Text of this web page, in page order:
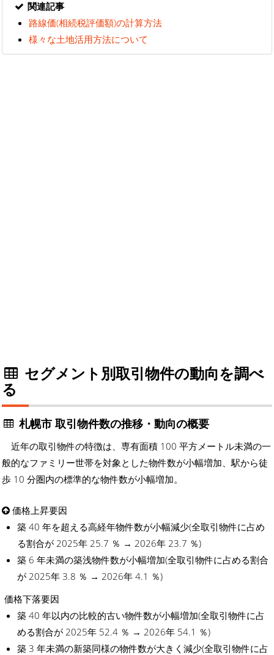
関連記事
路線価(相続税評価額)の計算方法
様々な土地活用方法について
セグメント別取引物件の動向を調べ
る
札幌市 取引物件数の推移・動向の概要
近年の取引物件の特徴は、専有面積 100 平方メートル未満の一
般的なファミリー世帯を対象とした物件数が小幅増加、駅から徒
歩 10 分圏内の標準的な物件数が小幅増加。
価格上昇要因
築 40 年を超える高経年物件数が小幅減少(全取引物件に占め
る割合が 2025年 25.7 ％ → 2026年 23.7 ％)
築 6 年未満の築浅物件数が小幅増加(全取引物件に占める割合
が 2025年 3.8 ％ → 2026年 4.1 ％)
価格下落要因
築 40 年以内の比較的古い物件数が小幅増加(全取引物件に占
める割合が 2025年 52.4 ％ → 2026年 54.1 ％)
築 3 年未満の新築同様の物件数が大きく減少(全取引物件に占